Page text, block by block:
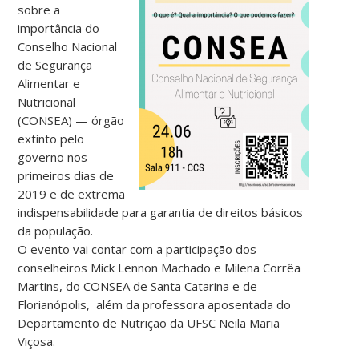
sobre a
importância do
Conselho Nacional
de Segurança
Alimentar e
Nutricional
(CONSEA) — órgão
extinto pelo
governo nos
primeiros dias de
2019 e de extrema
indispensabilidade para garantia de direitos básicos
da população.
O evento vai contar com a participação dos
conselheiros Mick Lennon Machado e Milena Corrêa
Martins, do CONSEA de Santa Catarina e de
Florianópolis, além da professora aposentada do
Departamento de Nutrição da UFSC Neila Maria
Viçosa.